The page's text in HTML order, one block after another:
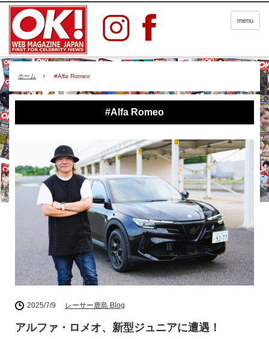
menu
ホーム #Alfa Romeo
#Alfa Romeo
2025/7/9 レーサー鹿島 Blog
アルファ・ロメオ、新型ジュニアに遭遇！